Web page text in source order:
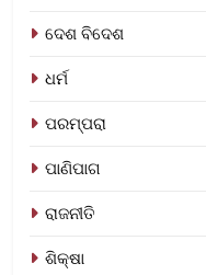
ଦେଶ ବିଦେଶ
ଧର୍ମ
ପରମ୍ପରା
ପାଣିପାଗ
ରାଜନୀତି
ଶିକ୍ଷା